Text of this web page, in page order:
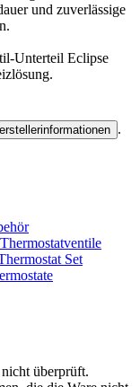
und zuverlässige
Unterteil Eclipse
.
Thermostatventile
Set
überprüft.